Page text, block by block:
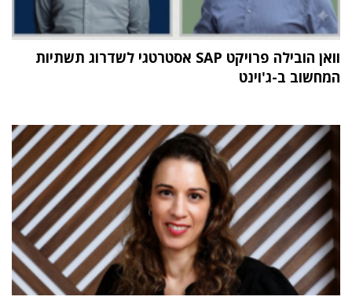
וואן הובילה פרויקט SAP אסטרטגי לשדרוג תשתיות
המחשוב ב-ג'וינט